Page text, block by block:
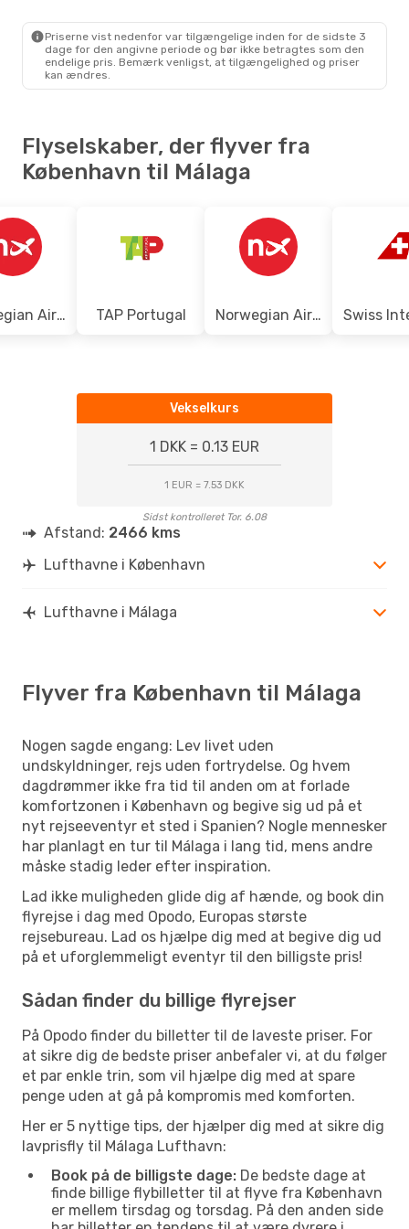
Priserne vist nedenfor var tilgængelige inden for de sidste 3
dage for den angivne periode og bør ikke betragtes som den
endelige pris. Bemærk venligst, at tilgængelighed og priser
kan ændres.
Flyselskaber, der flyver fra
København til Málaga
Norwegian Air Sweden TAP Portugal Norwegian Air Shuttle
Vekselkurs
1 DKK = 0.13 EUR
1 EUR = 7.53 DKK
Sidst kontrolleret Tor. 6.08
Afstand: 2466 kms
Lufthavne i København
Lufthavne i Málaga
Flyver fra København til Málaga
Nogen sagde engang: Lev livet uden
undskyldninger, rejs uden fortrydelse. Og hvem
dagdrømmer ikke fra tid til anden om at forlade
komfortzonen i København og begive sig ud på et
nyt rejseeventyr et sted i Spanien? Nogle mennesker
har planlagt en tur til Málaga i lang tid, mens andre
måske stadig leder efter inspiration.
Lad ikke muligheden glide dig af hænde, og book din
flyrejse i dag med Opodo, Europas største
rejsebureau. Lad os hjælpe dig med at begive dig ud
på et uforglemmeligt eventyr til den billigste pris!
Sådan finder du billige flyrejser
På Opodo finder du billetter til de laveste priser. For
at sikre dig de bedste priser anbefaler vi, at du følger
et par enkle trin, som vil hjælpe dig med at spare
penge uden at gå på kompromis med komforten.
Her er 5 nyttige tips, der hjælper dig med at sikre dig
lavprisfly til Málaga Lufthavn:
Book på de billigste dage: De bedste dage at
finde billige flybilletter til at flyve fra København
er mellem tirsdag og torsdag. På den anden side